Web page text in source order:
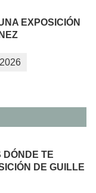
EXPOSICIÓN
DÓNDE TE
DE GUILLE